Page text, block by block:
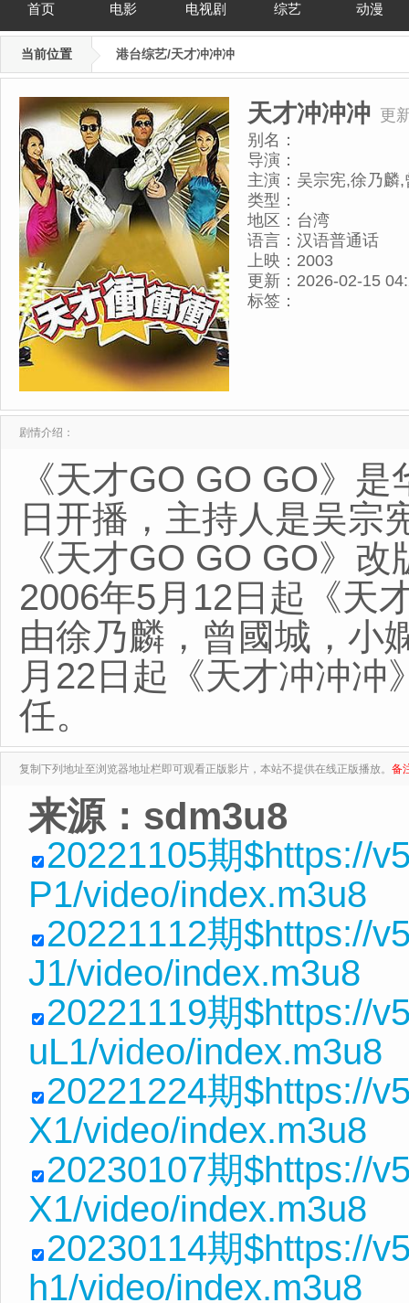
首页 电影 电视剧 综艺 动漫
当前位置 港台综艺/天才冲冲冲
天才冲冲冲 更
别名：
导演：
主演： 吴宗宪,徐乃麟
类型：
地区： 台湾
语言： 汉语普通话
上映： 2003
更新： 2026-02-15
标签：
剧情介绍：
《天才GO GO GO》
日开播，主持人是吴宗
《天才GO GO GO》
2006年5月12日起《天
由徐乃麟，曾國城，小
月22日起《天才冲冲冲
任。
复制下列地址至浏览器地址栏即可观看正版影片，本站不提供在线正版播放。 备
来源：sdm3u8
20221105期$https://
P1/video/index.m3u8
20221112期$https://
J1/video/index.m3u8
20221119期$https://
uL1/video/index.m3u8
20221224期$https://
X1/video/index.m3u8
20230107期$https://
X1/video/index.m3u8
20230114期$https://
h1/video/index.m3u8